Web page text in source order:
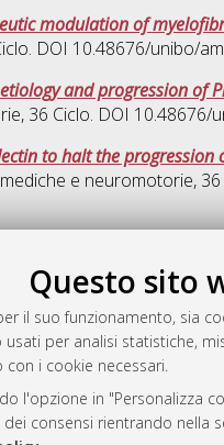
Questo sito
il suo funzionamento, sia
per analisi statistiche,
i cookie necessari.
l'opzione in "Personalizza
consensi rientrando nella
modulation of
DOI 10.48676/unibo/
and progression of
, 36 Ciclo. DOI
to halt the
e neuromotorie,
7946
e gestito da
Cookie
sulla privacy
d’uso del sito